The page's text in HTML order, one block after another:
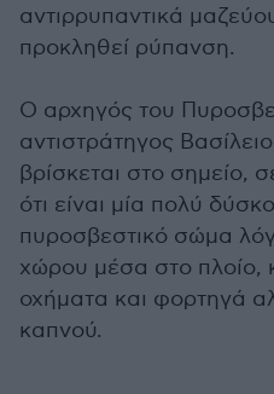
αντιρρυπαντικά
προκληθεί ρύπανση.
Ο αρχηγός του
αντιστράτηγος
βρίσκεται στο σημείο,
ότι είναι μία πολύ
πυροσβεστικό σώμα
χώρου μέσα στο
οχήματα και φορτηγά
καπνού.